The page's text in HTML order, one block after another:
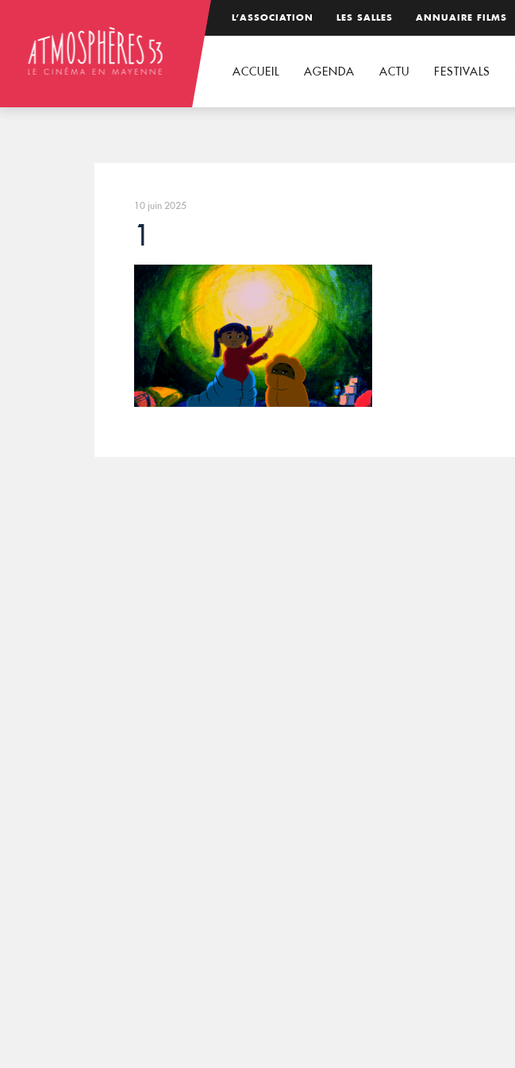
L’ASSOCIATION LES SALLES ANNUAIRE FILMS
ACCUEIL AGENDA ACTU FESTIVALS
10 juin 2025
1